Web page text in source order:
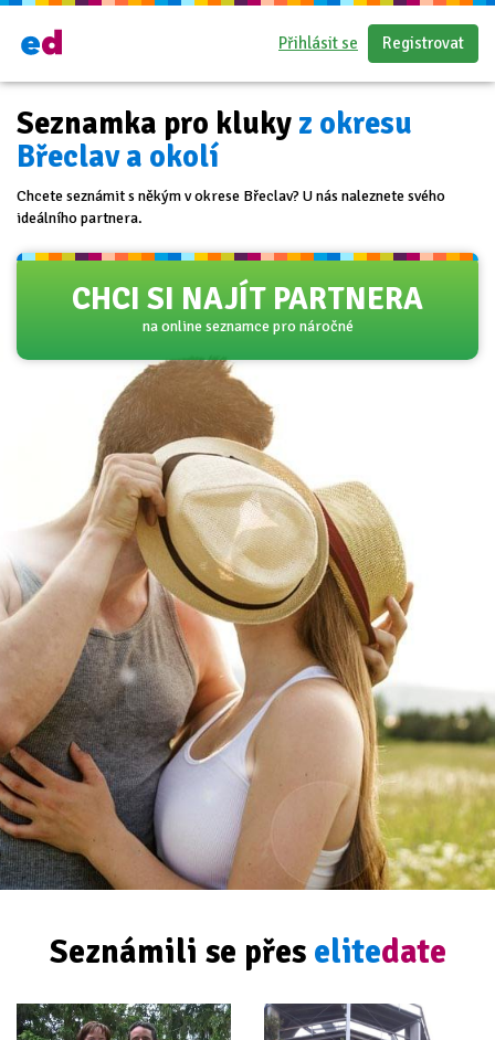
Přihlásit se Registrovat
Seznamka pro kluky z okresu
Břeclav a okolí
Chcete seznámit s někým v okrese Břeclav? U nás naleznete svého
ideálního partnera.
CHCI SI NAJÍT PARTNERA
na online seznamce pro náročné
Seznámili se přes elitedate